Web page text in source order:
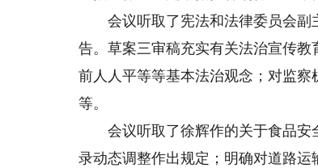
会议听取了宪法和法律委员会副
告。草案三审稿充实有关法治宣传
前人人平等等基本法治观念；对监
等。
会议听取了徐辉作的关于食品安
录动态调整作出规定；明确对道路